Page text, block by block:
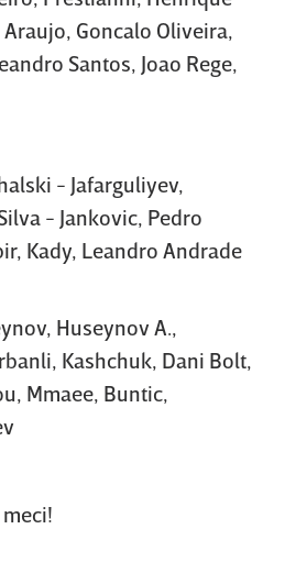
Goncalo Oliveira,
Santos, Joao Rege,
- Jafarguliyev,
- Jankovic, Pedro
Kady, Leandro Andrade
Huseynov A.,
Kashchuk, Dani Bolt,
Mmaee, Buntic,